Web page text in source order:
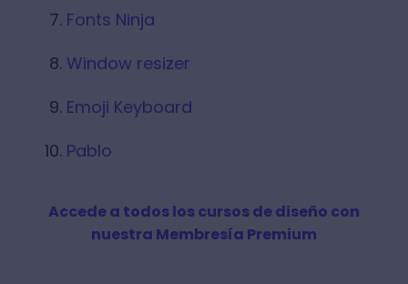
Fonts Ninja
Window resizer
Emoji Keyboard
Pablo
Accede a todos los cursos de diseño con
nuestra Membresía Premium